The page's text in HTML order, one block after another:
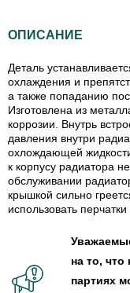
ОПИСАНИЕ
Деталь
охлаждения и
а также попаданию
Изготовлена из
коррозии. Внутрь
давления внутри
охлождающей
к корпусу радиатора
обслуживании
крышкой сильно
использовать
на то,
партиях